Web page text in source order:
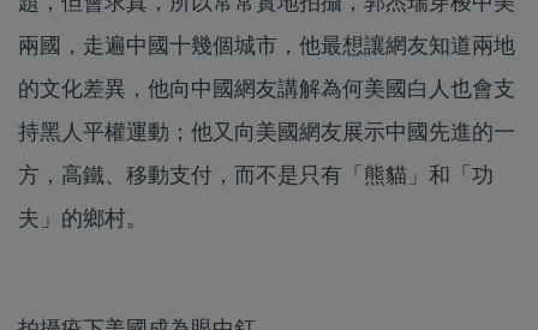
兩國，走遍中國十幾個城市，他最想讓網友知道兩地
的文化差異，他向中國網友講解為何美國白人也會支
持黑人平權運動；他又向美國網友展示中國先進的一
方，高鐵、移動支付，而不是只有「熊貓」和「功
夫」的鄉村。